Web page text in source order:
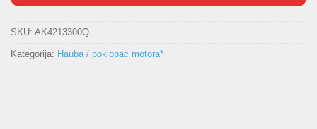
SKU: AK4213300Q
Kategorija: Hauba / poklopac motora*